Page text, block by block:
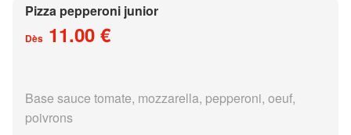
Pizza pepperoni junior
Dès 11.00 €
Base sauce tomate, mozzarella, pepperoni, oeuf,
poivrons